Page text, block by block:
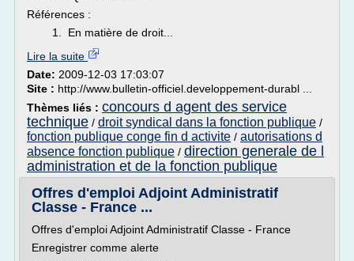
Références :
1. En matière de droit...
Lire la suite
Date: 2009-12-03 17:03:07
Site : http://www.bulletin-officiel.developpement-durabl ...
Thèmes liés : concours d agent des service
technique / droit syndical dans la fonction publique /
fonction publique conge fin d activite / autorisations d
absence fonction publique / direction generale de l
administration et de la fonction publique
Offres d'emploi Adjoint Administratif
Classe - France ...
Offres d'emploi Adjoint Administratif Classe - France
Enregistrer comme alerte